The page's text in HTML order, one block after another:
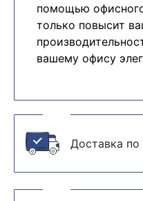
помощью
только повысит
вашему офису
Доставка